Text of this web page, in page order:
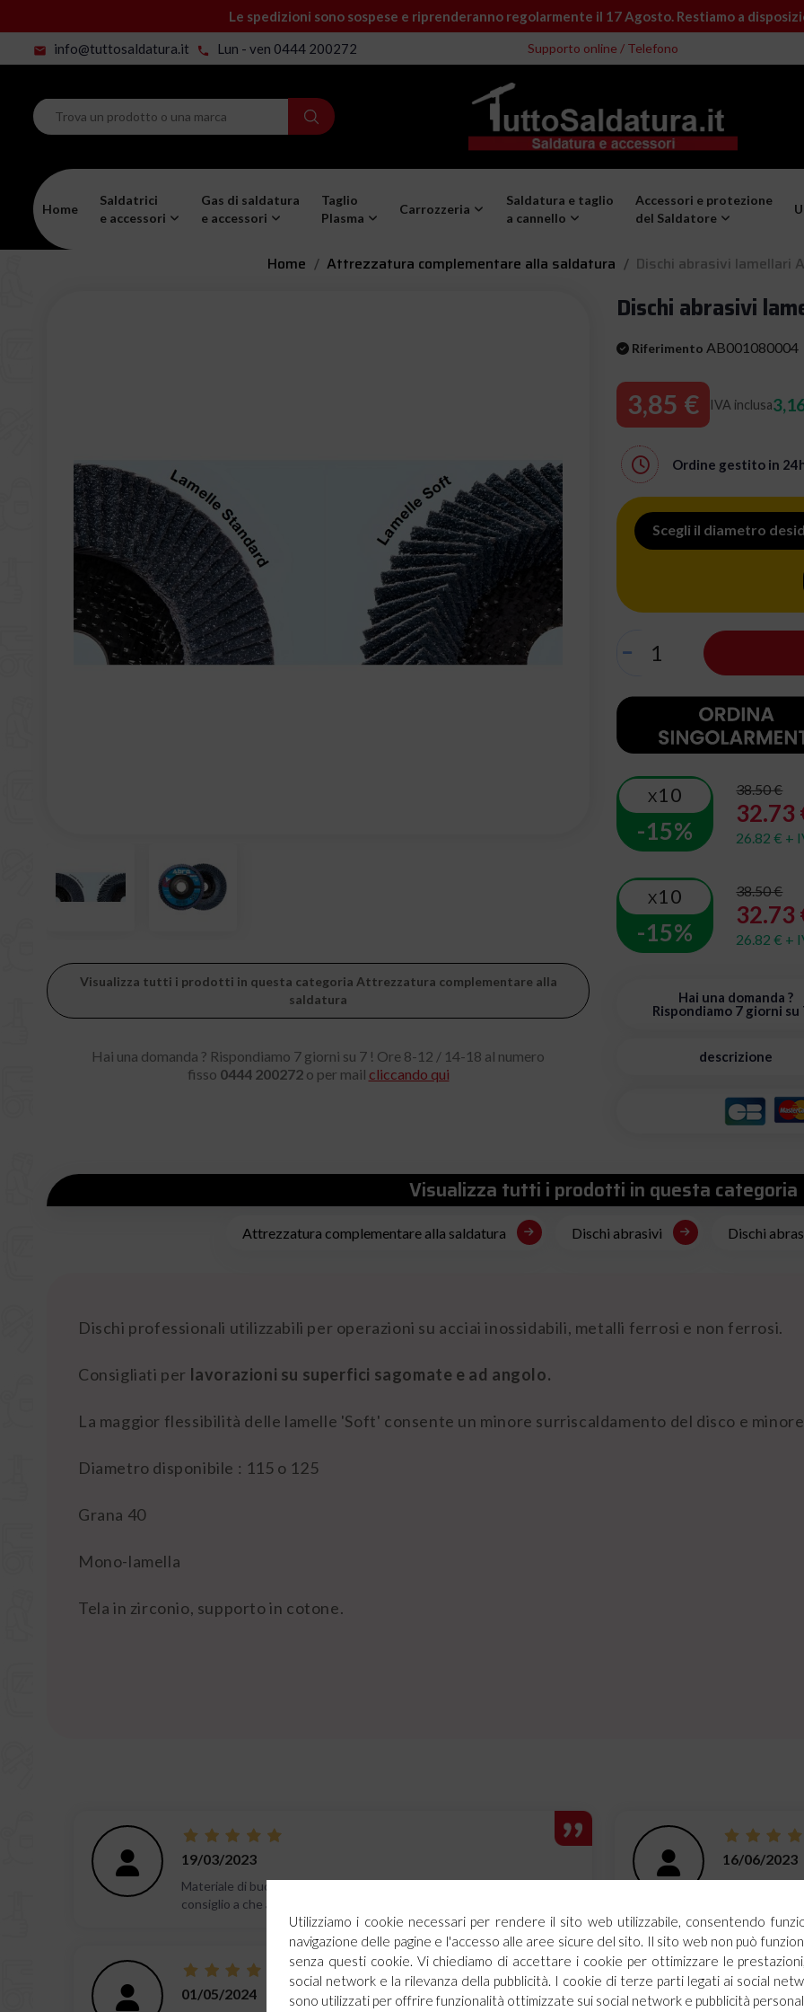
Le spedizioni sono sospese e riprenderanno regolarmente il 17 Agosto. Restiamo a
mail info@tuttosaldatura.it phone Lun - ven 0444 200272 Supporto online / Telefono
Home
Saldatrici
e accessori
Gas di saldatura
e accessori
Taglio
Plasma
Carrozzeria
Saldatura e taglio
a cannello
Accessori e protezione
del Saldatore
Home Attrezzatura complementare alla saldatura Dischi abrasivi lamellari
Visualizza tutti i prodotti in questa categoria Attrezzatura complementare alla
saldatura
Hai una domanda ? Rispondiamo 7 giorni su 7 ! Ore 8-12 / 14-18 al numero
fisso 0444 200272o per mail cliccando qui
Dischi abrasivi
Riferimento AB001080004
3,85 € IVA inclusa
Ordine gestito in
Scegli il diametro
X10
-15%
38.50 €
32.73
26.82 € +
X10
-15%
38.50 €
32.73
26.82 € +
Hai una domanda ?
Rispondiamo 7 giorni su
descrizione
Visualizza tutti i prodotti in questa categoria
Attrezzatura complementare alla saldatura Dischi abrasivi Dischi
Dischi professionali utilizzabili per operazioni su acciai inossidabili, metalli ferrosi e non ferrosi.
Consigliati per lavorazioni su superfici sagomate e ad angolo.
La maggior flessibilità delle lamelle 'Soft' consente un minore surriscaldamento del disco e
Diametro disponibile : 115 o 125
Grana 40
Mono-lamella
Tela in zirconio, supporto in cotone.
19/03/2023
Materiale di buona fattura, ad un prezzo veramente buono. Lo
consiglio a che a come me l'hobby del fai da te.
16/06/2023
01/05/2024
Utilizziamo i cookie necessari per rendere il sito web utilizzabile, consentendo
navigazione delle pagine e l'accesso alle aree sicure del sito. Il sito web non può
senza questi cookie. Vi chiediamo di accettare i cookie per ottimizzare le
social network e la rilevanza della pubblicità. I cookie di terze parti legati ai social
sono utilizzati per offrire funzionalità ottimizzate sui social network e pubblicità